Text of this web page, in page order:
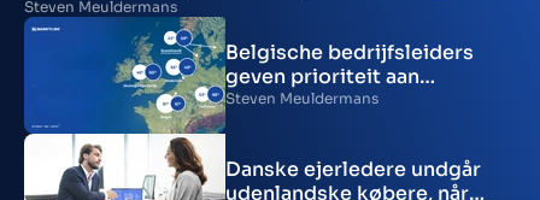
Monitor blijkt namelijk dat 53 procent van de Belgische
bedrijfsleiders bij voorkeur aan een Belgische partij
verkoopt. Slechts 16 procent zou een buitenlandse koper
verkiezen.
Steven Meuldermans
Belgische bedrijfsleiders
geven prioriteit aan
binnenlandse verkoop
Steven Meuldermans
Danske ejerledere undgår
udenlandske købere, når